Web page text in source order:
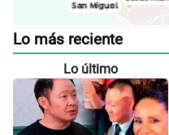
Lo más reciente
Lo último